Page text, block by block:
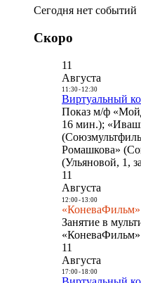
Сегодня нет событий
Скоро
11
Августа
11:30- 12:30
Виртуальный
Показ м/ф
16 мин.);
Ромашкова»
(Ульяновой, 1,
11
Августа
12:00- 13:00
Занятие в
11
Августа
17:00- 18:00